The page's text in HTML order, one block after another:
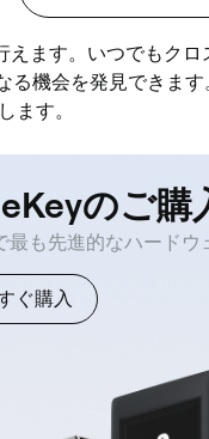
ます。いつでもクロ
機会を発見できます
ます。
のご購
最も先進的なハードウ
ぐ購入